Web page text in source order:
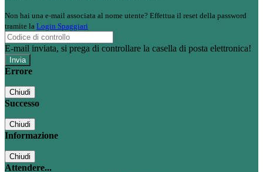
Non hai una e-mail associata al nome utente? Effettua il reset della password
tramite la Login Spaggiari
E-mail inviata, si prega di controllare la casella di posta elettronica!
Errore
Chiudi
Successo
Chiudi
Informazione
Chiudi
Attendere...